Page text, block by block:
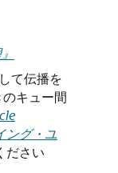
て伝播を
キュー間
ング・ユ
ださい